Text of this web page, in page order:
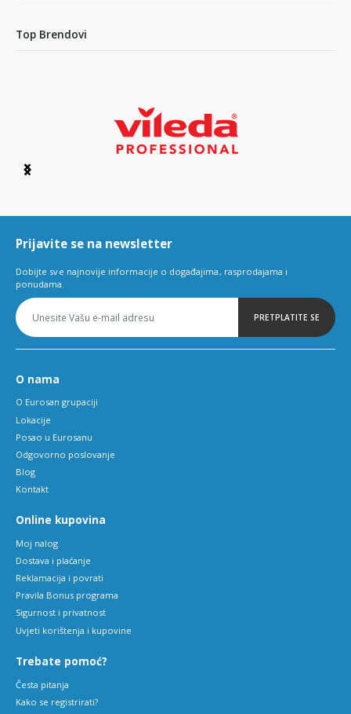
Top Brendovi
Item
6
Prijavite se na newsletter
Dobijte sve najnovije informacije o događajima, rasprodajama i
ponudama.
PRETPLATITE SE
O nama
O Eurosan grupaciji
Lokacije
Posao u Eurosanu
Odgovorno poslovanje
Blog
Kontakt
Online kupovina
Moj nalog
Dostava i plaćanje
Reklamacija i povrati
Pravila Bonus programa
Sigurnost i privatnost
Uvjeti korištenja i kupovine
Trebate pomoć?
Česta pitanja
Kako se registrirati?